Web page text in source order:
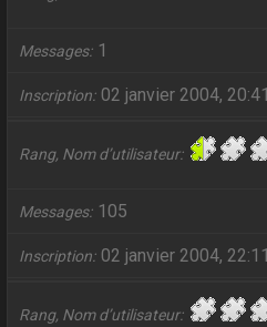
Messages 1
Inscription 02 janvier 2004, 20:41
Rang, Nom d’utilisateur
Messages 105
Inscription 02 janvier 2004, 22:11
Rang, Nom d’utilisateur